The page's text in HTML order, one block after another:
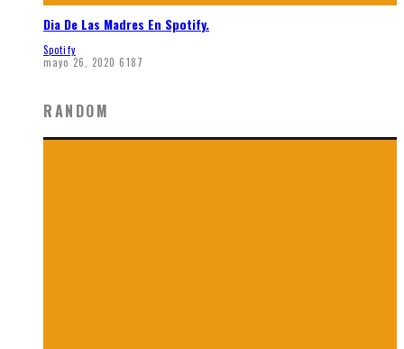
Dia De Las Madres En Spotify.
Spotify
mayo 26, 2020 6187
RANDOM